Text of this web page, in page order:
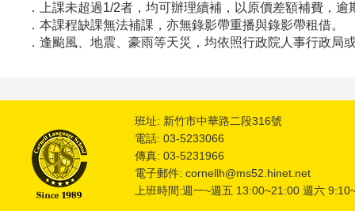
．上課未超過1/2者，均可辦理續補，以原價差額補費，逾
．本課程缺課無法補課，亦無錄影帶重播與錄影帶租借。
．逢颱風、地震、豪雨等天災，均依照行政院人事行政局
班址: 新竹市中華路二段316號
電話: 03-5233066
傳真: 03-5231966
電子郵件: cornellh@ms52.hinet.net
上班時間:週一~週五 13:00~21:00 週六